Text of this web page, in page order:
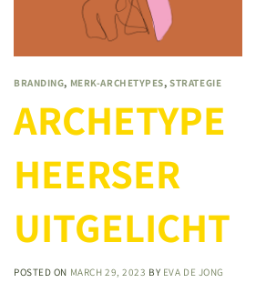
BRANDING, MERK-ARCHETYPES,STRATEGIE
ARCHETYPE
HEERSER
UITGELICHT
POSTED ON MARCH 29, 2023 BY EVA DE JONG